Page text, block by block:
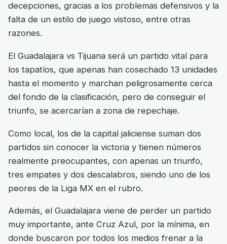
decepciones, gracias a los problemas defensivos y la
falta de un estilo de juego vistoso, entre otras
razones.
El Guadalajara vs Tijuana será un partido vital para
los tapatíos, que apenas han cosechado 13 unidades
hasta el momento y marchan peligrosamente cerca
del fondo de la clasificación, pero de conseguir el
triunfo, se acercarían a zona de repechaje.
Como local, los de la capital jaliciense suman dos
partidos sin conocer la victoria y tienen números
realmente preocupantes, con apenas un triunfo,
tres empates y dos descalabros, siendo uno de los
peores de la Liga MX en el rubro.
Además, el Guadalajara viene de perder un partido
muy importante, ante Cruz Azul, por la mínima, en
donde buscaron por todos los medios frenar a la